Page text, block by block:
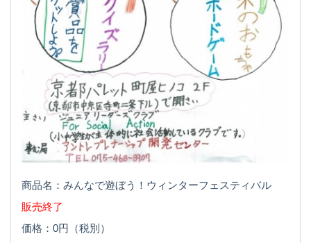
商品名：みんなで遊ぼう！ウィンターフェスティバル
販売終了
価格：0円（税別）